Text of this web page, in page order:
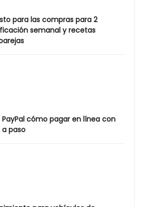
para las compras para 2
semanal y recetas
cómo pagar en línea con
paso